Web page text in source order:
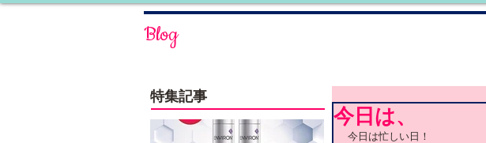
Blog
特集記事
今日は、
今日は忙しい日！